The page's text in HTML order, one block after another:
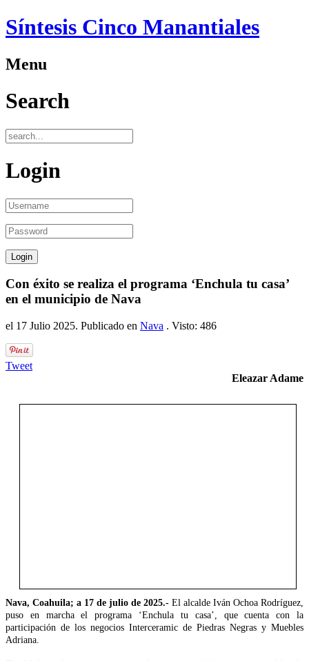
Síntesis Cinco Manantiales
Menu
Search
Login
Con éxito se realiza el programa ‘Enchula tu casa’
en el municipio de Nava
el 17 Julio 2025. Publicado en Nava . Visto: 486
Tweet
Eleazar Adame
Nava, Coahuila; a 17 de julio de 2025.- El alcalde Iván Ochoa Rodríguez,
puso en marcha el programa ‘Enchula tu casa’, que cuenta con la
participación de los negocios Interceramic de Piedras Negras y Muebles
Adriana.